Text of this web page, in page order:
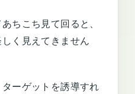
ちこち見て回ると、
く見えてきません
ーゲットを誘導すれ